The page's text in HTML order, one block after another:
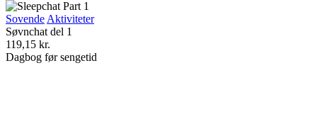
Sovende Aktiviteter
Søvnchat del 1
119,15 kr.
Dagbog før sengetid